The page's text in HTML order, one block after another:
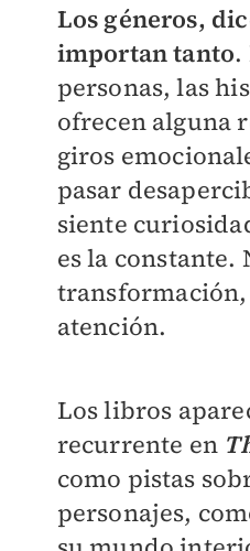
Los géneros,
importan tanto.
personas, las
ofrecen alguna
giros
pasar
siente
es la constante.
atención.
Los libros
recurrente en
como pistas
personajes,